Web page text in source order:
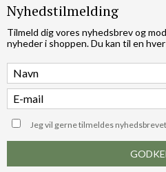
Nyhedstilmelding
Tilmeld dig vores nyhedsbrev og
nyheder i shoppen. Du kan til en
Jeg vil gerne tilmeldes